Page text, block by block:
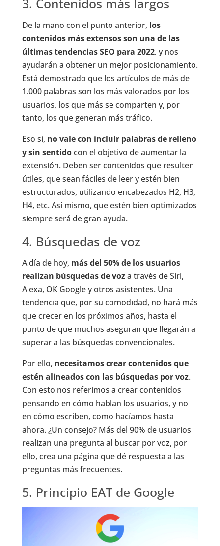
3. Contenidos más largos
De la mano con el punto anterior, los
contenidos más extensos son una de las
últimas tendencias SEO para 2022, y nos
ayudarán a obtener un mejor posicionamiento.
Está demostrado que los artículos de más de
1.000 palabras son los más valorados por los
usuarios, los que más se comparten y, por
tanto, los que generan más tráfico.
Eso sí, no vale con incluir palabras de relleno
y sin sentidocon el objetivo de aumentar la
extensión. Deben ser contenidos que resulten
útiles, que sean fáciles de leer y estén bien
estructurados, utilizando encabezados H2, H3,
H4, etc. Así mismo, que estén bien optimizados
siempre será de gran ayuda.
4. Búsquedas de voz
A día de hoy, más del 50% de los usuarios
realizan búsquedas de voza través de Siri,
Alexa, OK Google y otros asistentes. Una
tendencia que, por su comodidad, no hará más
que crecer en los próximos años, hasta el
punto de que muchos aseguran que llegarán a
superar a las búsquedas convencionales.
Por ello, necesitamos crear contenidos que
estén alineados con las búsquedas por voz.
Con esto nos referimos a crear contenidos
pensando en cómo hablan los usuarios, y no
en cómo escriben, como hacíamos hasta
ahora. ¿Un consejo? Más del 90% de usuarios
realizan una pregunta al buscar por voz, por
ello, crea una página que dé respuesta a las
preguntas más frecuentes.
5. Principio EAT de Google